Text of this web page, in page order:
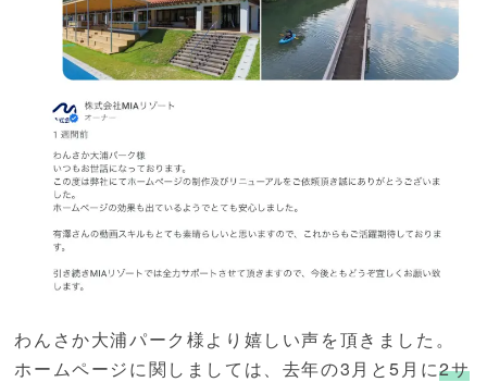
わんさか大浦パーク様より嬉しい声を頂きました。
ホームページに関しましては、去年の3月と5月に2サ